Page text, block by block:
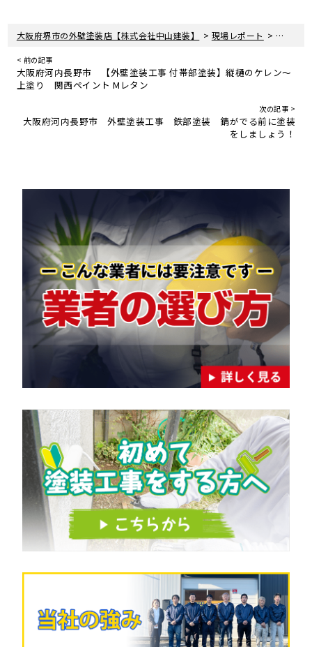
大阪府堺市の外壁塗装店【株式会社中山建装】 > 現場レポート > 大阪府
< 前の記事
大阪府河内長野市 【外壁塗装工事 付帯部塗装】縦樋のケレン〜
上塗り 関西ペイント Mレタン
次の記事 >
大阪府河内長野市 外壁塗装工事 鉄部塗装 錆がでる前に塗装
をしましょう！